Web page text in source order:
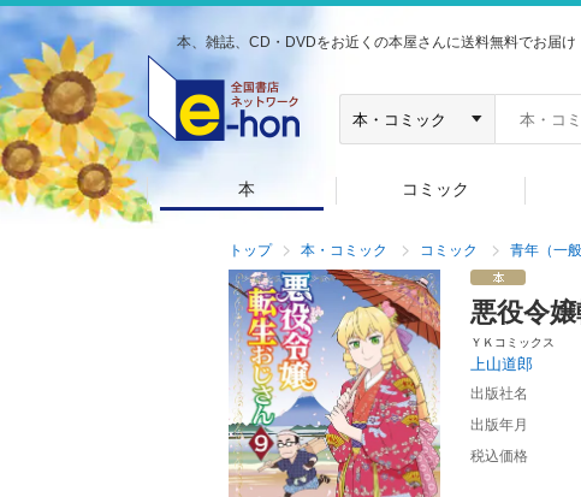
本、雑誌、CD・DVDをお近くの本屋さんに送料無料でお届け
本 コミック
トップ 本・コミック コミック 青年（一般
悪役令
ＹＫコミックス
上山道郎
出版社名
出版年月
税込価格